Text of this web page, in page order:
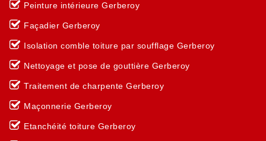
Peinture intérieure Gerberoy
Façadier Gerberoy
Isolation comble toiture par soufflage Gerberoy
Nettoyage et pose de gouttière Gerberoy
Traitement de charpente Gerberoy
Maçonnerie Gerberoy
Etanchéité toiture Gerberoy